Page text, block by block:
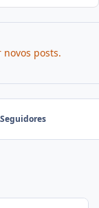
posts.
Seguidores